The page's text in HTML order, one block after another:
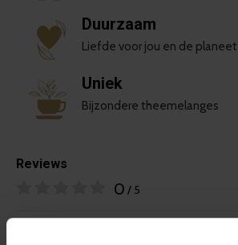
Duurzaam
Liefde voor jou en de planeet
Uniek
Bijzondere theemelanges
Reviews
0 / 5